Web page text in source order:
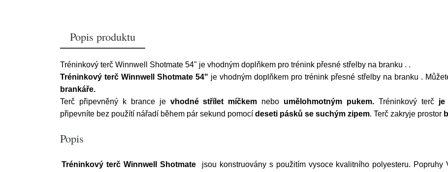
Popis produktu
Tréninkový terč Winnwell Shotmate 54" je vhodným doplňkem pro trénink přesné střelby na branku . .
Tréninkový terč Winnwell Shotmate 54" je vhodným doplňkem pro trénink přesné střelby na branku .
brankáře.
Terč připevněný k brance je vhodné střílet míčkem nebo umělohmotným pukem. Tréninkový terč je
připevníte bez použítí nářadí během pár sekund pomocí deseti pásků se suchým zipem. Terč zakryje prostor
Popis
Tréninkový terč Winnwell Shotmate
jsou konstruovány s použitím vysoce kvalitního polyesteru.